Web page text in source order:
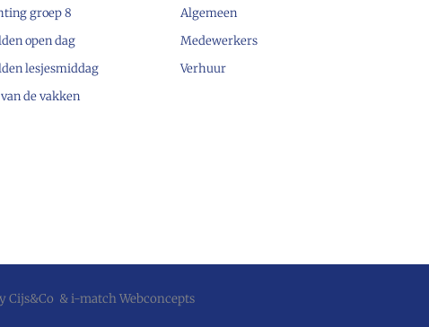
groep 8
open dag
lesjesmiddag
van de vakken
Algemeen
Medewerkers
Verhuur
Cijs&Co &i-match Webconcepts